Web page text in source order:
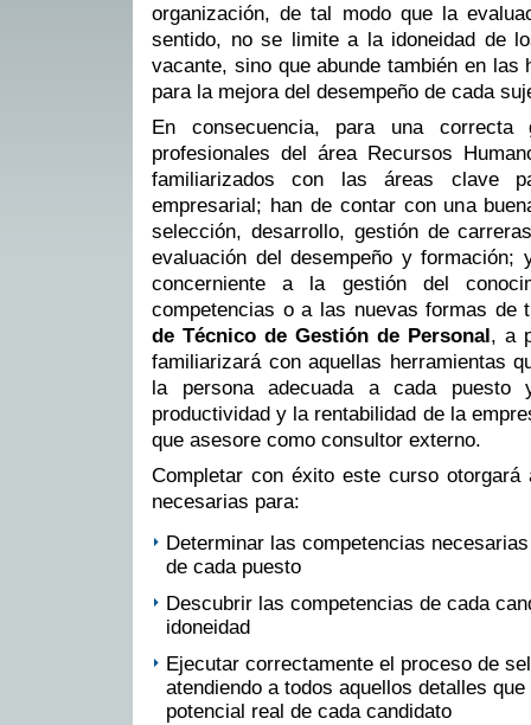
organización, de tal modo que la
sentido, no se limite a la idoneidad de
vacante, sino que abunde también en las
para la mejora del desempeño de cada
En consecuencia, para una correcta
profesionales del área Recursos
familiarizados con las áreas clave
empresarial; han de contar con una
selección, desarrollo, gestión de
evaluación del desempeño y
concerniente a la gestión del
competencias o a las nuevas formas
de Técnico de Gestión de Personal, a
familiarizará con aquellas herramientas
la persona adecuada a cada
productividad y la rentabilidad de la
que asesore como consultor externo.
Completar con éxito este curso otorgará
necesarias para:
Determinar las competencias
de cada puesto
Descubrir las competencias de cada
idoneidad
Ejecutar correctamente el proceso de
atendiendo a todos aquellos detalles
potencial real de cada candidato